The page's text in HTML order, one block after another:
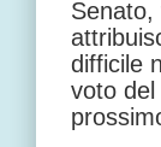
Senato,
difficile
voto